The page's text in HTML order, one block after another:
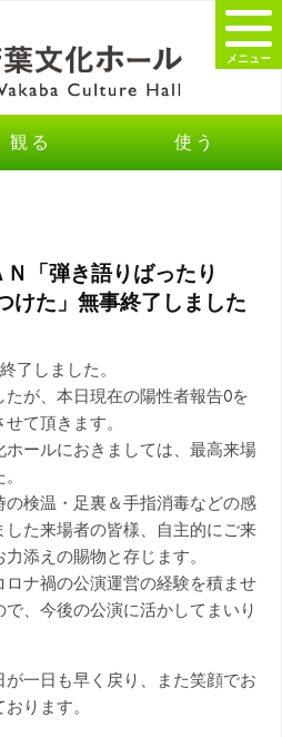
観る 使う
メニュー
「弾き語りばったり
けた」無事終了しました
了しました。
が、本日現在の陽性者報告0を
て頂きます。
ールにおきましては、最高来場
の検温・足裏＆手指消毒などの感
た来場者の皆様、自主的にご来
添えの賜物と存じます。
ナ禍の公演運営の経験を積ませ
、今後の公演に活かしてまいり
一日も早く戻り、また笑顔でお
ります。